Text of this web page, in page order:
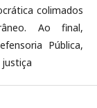
colimados
Ao final,
Pública,